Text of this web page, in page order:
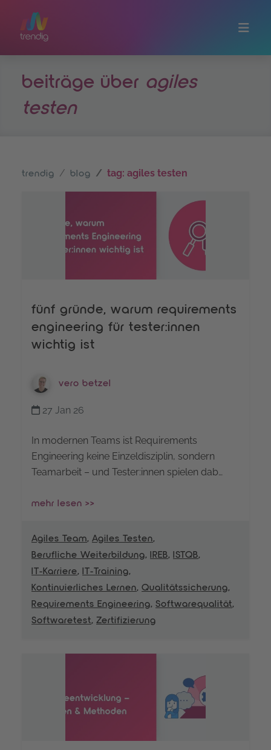
beiträge über agiles
testen
trendig blog tag: agiles testen
fünf gründe, warum requirements
engineering für tester:innen
wichtig ist
vero betzel
27 Jan 26
In modernen Teams ist Requirements
Engineering keine Einzeldisziplin, sondern
Teamarbeit – und Tester:innen spielen dab…
mehr lesen >>
Agiles Team, Agiles Testen,
Berufliche Weiterbildung, IREB, ISTQB,
IT-Karriere, IT-Training,
Kontinuierliches Lernen, Qualitätssicherung,
Requirements Engineering, Softwarequalität,
Softwaretest, Zertifizierung